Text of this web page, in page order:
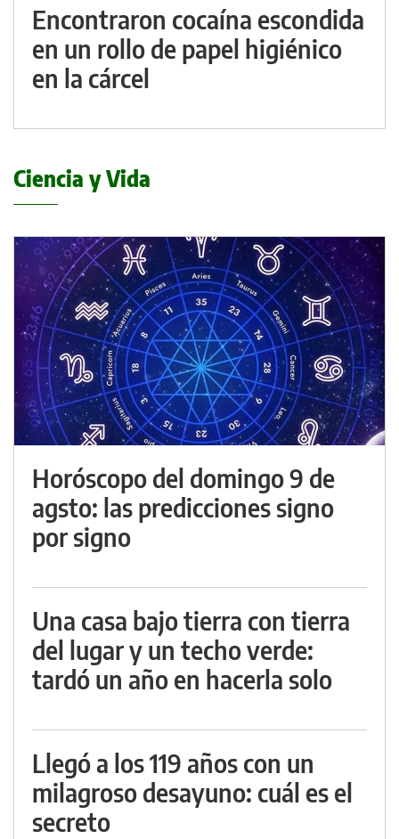
Encontraron cocaína escondida
en un rollo de papel higiénico
en la cárcel
Ciencia y Vida
Horóscopo del domingo 9 de
agsto: las predicciones signo
por signo
Una casa bajo tierra con tierra
del lugar y un techo verde:
tardó un año en hacerla solo
Llegó a los 119 años con un
milagroso desayuno: cuál es el
secreto